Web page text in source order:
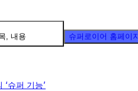
, 내용 슈퍼로이어 홈페이지
슈퍼 기능’